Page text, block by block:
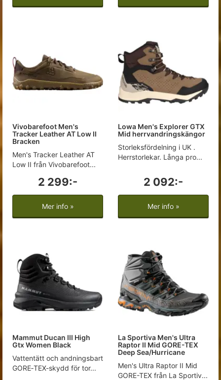
Vivobarefoot Men's
Tracker Leather AT Low II
Bracken
Men's Tracker Leather AT
Low II från Vivobarefoot...
2 299:-
Mer info »
Lowa Men's Explorer GTX
Mid herrvandringskängor
Storleksfördelning i UK .
Herrstorlekar. Långa pro...
2 092:-
Mer info »
Mammut Ducan III High
Gtx Women Black
Vattentätt och andningsbart
GORE‑TEX-skydd för tor...
La Sportiva Men's Ultra
Raptor II Mid GORE-TEX
Deep Sea/Hurricane
Men's Ultra Raptor II Mid
GORE-TEX från La Sportiv...